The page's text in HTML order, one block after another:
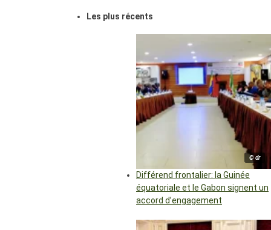
Les plus récents
© dr
Différend frontalier: la Guinée
équatoriale et le Gabon signent un
accord d’engagement